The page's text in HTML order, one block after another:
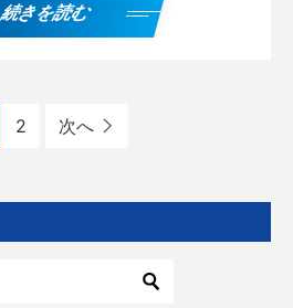
続きを読む
2 次へ